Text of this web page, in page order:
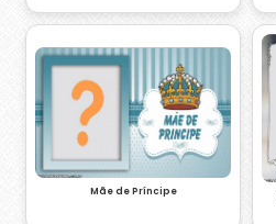
Mãe de Príncipe